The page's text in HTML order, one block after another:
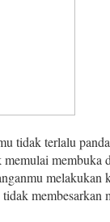
tidak terlalu
membuka
melakukan
membesarkan